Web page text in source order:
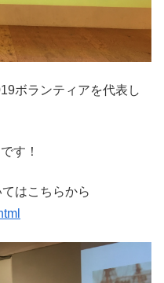
ボランティアを代表し
す！
はこちらから